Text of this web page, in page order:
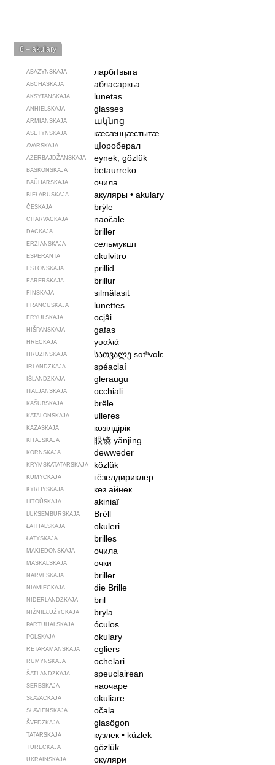
8 – akulary
ABAZYNSKAJA ларбгIвыга
ABCHASKAJA абласаркьа
AKSYTANSKAJA lunetas
ANHIELSKAJA glasses
ARMIANSKAJA ակնոց
ASETYNSKAJA кӕсӕнцӕстытӕ
AVARSKAJA цIороберал
AZERBAJDŽAN­SKAJA eynək, gözlük
BASKONSKAJA betaurreko
BAŬHARSKAJA очила
BIEŁARUSKAJA акуляры• akulary
ČESKAJA brýle
CHARVACKAJA naočale
DACKAJA briller
ERZIANSKAJA сельмукшт
ESPERANTA okulvitro
ESTONSKAJA prillid
FARERSKAJA brillur
FINSKAJA silmälasit
FRANCUSKAJA lunettes
FRYULSKAJA ocjâi
HIŠPANSKAJA gafas
HRECKAJA γυαλιά
HRUZINSKAJA სათვალეsɑtʰvɑlɛ
IRLANDZKAJA spéaclaí
IŚLANDZKAJA gleraugu
ITALJANSKAJA occhiali
KAŠUBSKAJA brële
KATALONSKAJA ulleres
KAZASKAJA көзілдірік
KITAJSKAJA 眼镜yǎnjìng
KORNSKAJA dewweder
KRYMSKA­TATARSKAJA közlük
KUMYCKAJA гёзелдириклер
KYRHYSKAJA көз айнек
LITOŬSKAJA akiniaĩ
LUKSEMBURSKAJA Brëll
ŁATHALSKAJA okuleri
ŁATYSKAJA brilles
MAKIEDONSKAJA очила
MASKALSKAJA очки
NARVESKAJA briller
NIAMIECKAJA die Brille
NIDERLANDZKAJA bril
NIŽNIEŁUŽYCKAJA bryla
PARTUHALSKAJA óculos
POLSKAJA okulary
RETARAMANSKAJA egliers
RUMYNSKAJA ochelari
ŠATLANDZKAJA speuclairean
SERBSKAJA наочаре
SŁAVACKAJA okuliare
SŁAVIENSKAJA očala
ŠVEDZKAJA glasögon
TATARSKAJA күзлек• küzlek
TURECKAJA gözlük
UKRAINSKAJA окуляри